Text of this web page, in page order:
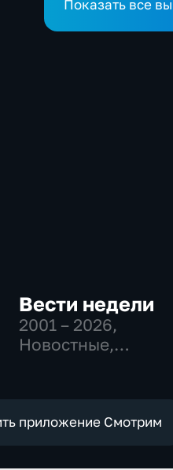
Жертвы "тихой охоты"
Показать все
Вести недели
2001 – 2026,
Новостные,
приложение Смотрим